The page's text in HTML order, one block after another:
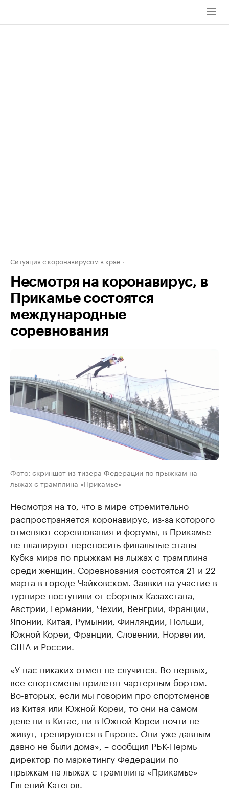
Ситуация с коронавирусом в крае
Несмотря на коронавирус, в
Прикамье состоятся
международные
соревнования
Фото: скриншот из тизера Федерации по прыжкам на
лыжах с трамплина «Прикамье»
Несмотря на то, что в мире стремительно
распространяется коронавирус, из-за которого
отменяют соревнования и форумы, в Прикамье
не планируют переносить финальные этапы
Кубка мира по прыжкам на лыжах с трамплина
среди женщин. Соревнования состоятся 21 и 22
марта в городе Чайковском. Заявки на участие в
турнире поступили от сборных Казахстана,
Австрии, Германии, Чехии, Венгрии, Франции,
Японии, Китая, Румынии, Финляндии, Польши,
Южной Кореи, Франции, Словении, Норвегии,
США и России.
«У нас никаких отмен не случится. Во-первых,
все спортсмены прилетят чартерным бортом.
Во-вторых, если мы говорим про спортсменов
из Китая или Южной Кореи, то они на самом
деле ни в Китае, ни в Южной Кореи почти не
живут, тренируются в Европе. Они уже давным-
давно не были дома», – сообщил РБК-Пермь
директор по маркетингу Федерации по
прыжкам на лыжах с трамплина «Прикамье»
Евгений Категов.